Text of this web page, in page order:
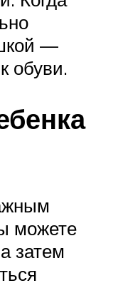
—
обуви.
можете
затем